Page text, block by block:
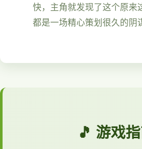
快，主角就发现了这个原来
都是一场精心策划很久的阴
🎵 游戏